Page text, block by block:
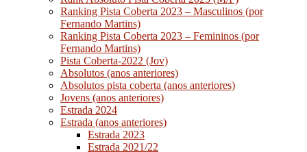
Ranking Pista Coberta 2023 – Masculinos (por
Fernando Martins)
Ranking Pista Coberta 2023 – Femininos (por
Fernando Martins)
Pista Coberta-2022 (Jov)
Absolutos (anos anteriores)
Absolutos pista coberta (anos anteriores)
Jovens (anos anteriores)
Estrada 2024
Estrada (anos anteriores)
Estrada 2023
Estrada 2021/22